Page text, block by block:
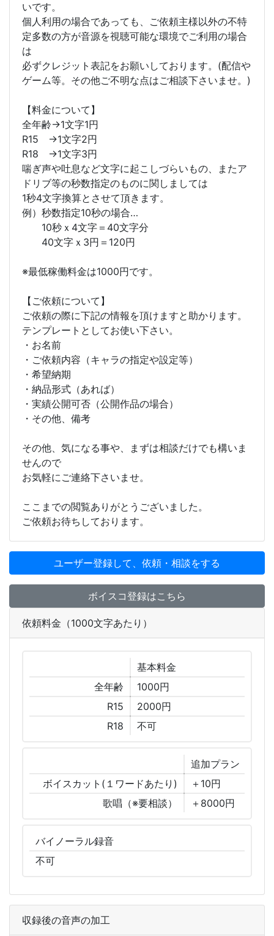
いです。
個人利用の場合であっても、ご依頼主様以外の不特
定多数の方が音源を視聴可能な環境でご利用の場合
は
必ずクレジット表記をお願いしております。(配信や
ゲーム等。その他ご不明な点はご相談下さいませ。)
【料金について】
全年齢→1文字1円
R15 →1文字2円
R18 →1文字3円
喘ぎ声や吐息など文字に起こしづらいもの、またア
ドリブ等の秒数指定のものに関しましては
1秒4文字換算とさせて頂きます。
例）秒数指定10秒の場合…
10秒ｘ4文字＝40文字分
40文字ｘ3円＝120円
※最低稼働料金は1000円です。
【ご依頼について】
ご依頼の際に下記の情報を頂けますと助かります。
テンプレートとしてお使い下さい。
・お名前
・ご依頼内容（キャラの指定や設定等）
・希望納期
・納品形式（あれば）
・実績公開可否（公開作品の場合）
・その他、備考
その他、気になる事や、まずは相談だけでも構いま
せんので
お気軽にご連絡下さいませ。
ここまでの閲覧ありがとうございました。
ご依頼お待ちしております。
ユーザー登録して、依頼・相談をする
ボイスコ登録はこちら
依頼料金（1000文字あたり）
基本料金
全年齢
1000円
R15
2000円
R18
不可
追加プラン
ボイスカット(１ワードあたり)
＋10円
歌唱（※要相談）
＋8000円
バイノーラル録音
不可
収録後の音声の加工